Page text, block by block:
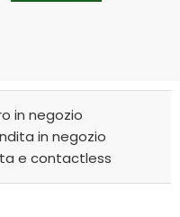
in negozio
in negozio
e contactless